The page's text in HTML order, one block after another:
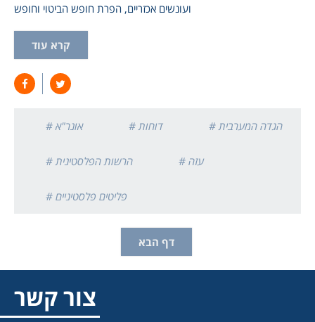
ועונשים אכזריים, הפרת חופש הביטוי וחופש
קרא עוד
# אונר"א # דוחות # הגדה המערבית
# הרשות הפלסטינית # עזה
# פליטים פלסטיניים
דף הבא
צור קשר